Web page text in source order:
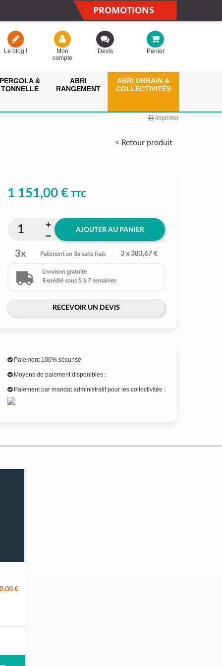
PROMOTIONS
Le blog !
Mon
compte
Devis Panier
PERGOLA &
TONNELLE
ABRI
RANGEMENT
ABRI URBAIN &
COLLECTIVITÉS
Imprimer
< Retour produit
1 151,00 €TTC
AJOUTER AU PANIER
3x Paiement en 3x sans frais 3 x 383,67 €
Livraison gratuite
Expédié sous 5 à 7 semaines
RECEVOIR UN DEVIS
Paiement 100% sécurisé
Moyens de paiement disponibles :
Paiement par mandat administratif pour les collectivités :
€